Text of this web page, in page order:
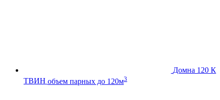
Домна 120 К
ТВИН объем парных до 120м3